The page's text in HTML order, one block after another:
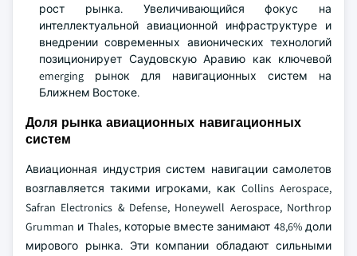
рост рынка. Увеличивающийся фокус на
интеллектуальной авиационной инфраструктуре и
внедрении современных авионических технологий
позиционирует Саудовскую Аравию как ключевой
emerging рынок для навигационных систем на
Ближнем Востоке.
Доля рынка авиационных навигационных
систем
Авиационная индустрия систем навигации самолетов
возглавляется такими игроками, как Collins Aerospace,
Safran Electronics & Defense, Honeywell Aerospace, Northrop
Grumman и Thales, которые вместе занимают 48,6% доли
мирового рынка. Эти компании обладают сильными